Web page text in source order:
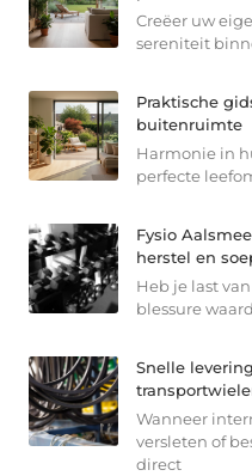
Creëer uw
sereniteit
Praktische
buitenruimte
Harmonie in
perfecte
Fysio
herstel en
Heb je last
blessure
Snelle
Wanneer
versleten of
direct